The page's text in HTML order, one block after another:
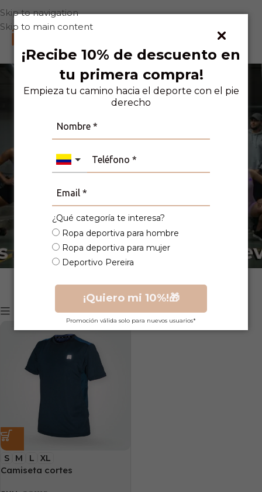
¡Recibe 10% de descuento en
tu primera compra!
Empieza tu camino hacia el deporte con el pie
derecho
¿Qué categoría te interesa?
Ropa deportiva para hombre
Ropa deportiva para mujer
Deportivo Pereira
¡Quiero mi 10%!🎁
Promoción válida solo para nuevos usuarios*
Skip to navigation
Skip to main content
0
camiseta transpirable
Mostrar filtros
S M L XL
Camiseta cortes